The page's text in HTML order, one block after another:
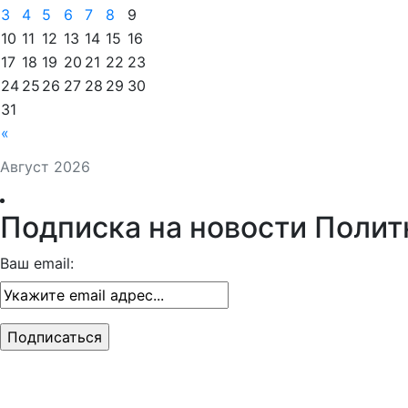
Август 2026
«
3
4 5 6 7 8
9
10 11 12 13 14 15 16
17 18 19 20 21 22 23
24 25 26 27 28 29 30
31
Подписка на новости
Ваш email: